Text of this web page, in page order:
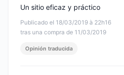
Publicado el 18/03/2019 à 22h16
tras una compra de 11/03/2019
Un sitio eficaz y práctico
Opinión traducida